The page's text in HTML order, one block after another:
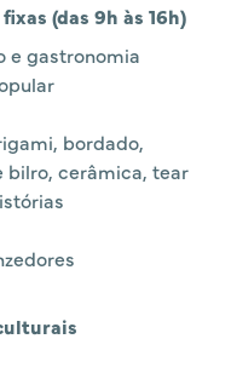
(das 9h às 16h)
e gastronomia
bordado,
bilro, cerâmica, tear